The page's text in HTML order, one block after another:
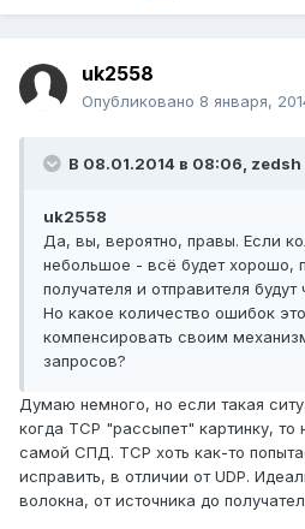
uk2558
Опубликовано 8 января,
В 08.01.2014 в 08:06, zedsh
uk2558
Да, вы, вероятно, правы. Если
небольшое - всё будет хорошо,
получателя и отправителя
Но какое количество ошибок
компенсировать своим
запросов?
Думаю немного, но если такая
когда TCP "рассыпет" картинку, то
самой СПД. TCP хоть как-то
исправить, в отличии от UDP.
волокна, от источника до